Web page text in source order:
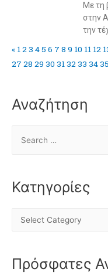
Με τη
στην
την
« 12 3 45 6 7 8 9 10 11 12
27 28 29 30 3132 33 3435
Αναζήτηση
Κατηγορίες
Πρόσφατες